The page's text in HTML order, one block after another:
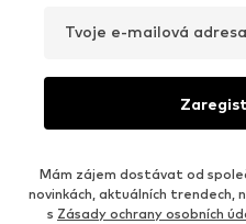
Tvoje e-mailová adresa
Mám zájem dostávat od
novinkách, aktuálních trendech,
s Zásady ochrany osobních